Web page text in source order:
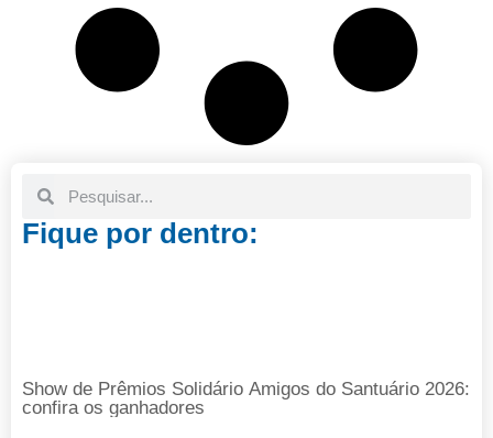
Fique por dentro:
Show de Prêmios Solidário Amigos do Santuário 2026:
confira os ganhadores